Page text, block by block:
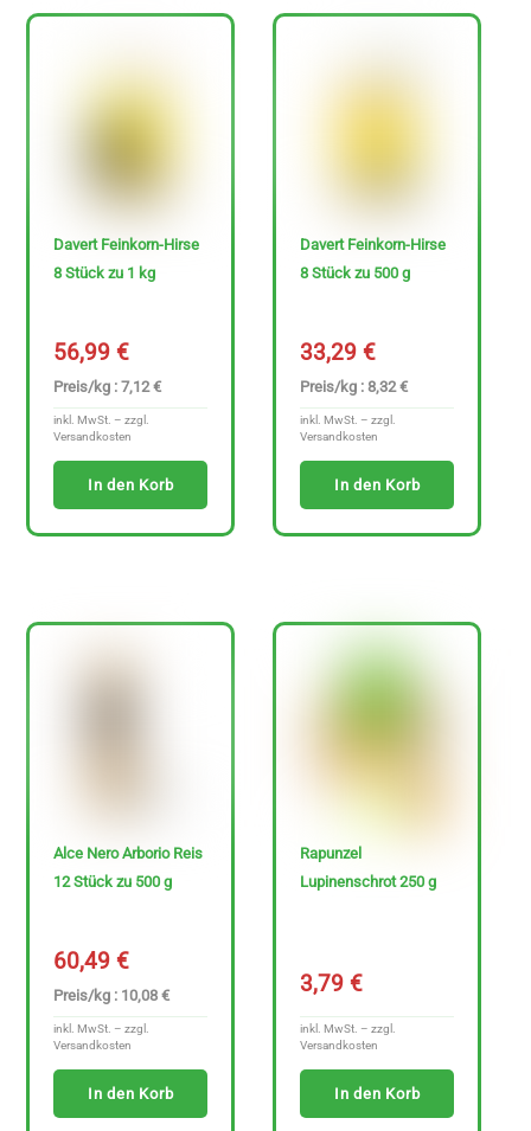
0
Davert Feinkorn-Hirse
8 Stück zu 1 kg
56,99€
Preis/kg : 7,12 €
inkl. MwSt. – zzgl.
Versandkosten
In den Korb
Davert Feinkorn-Hirse
8 Stück zu 500 g
33,29€
Preis/kg : 8,32 €
inkl. MwSt. – zzgl.
Versandkosten
In den Korb
Alce Nero Arborio Reis
12 Stück zu 500 g
60,49€
Preis/kg : 10,08 €
inkl. MwSt. – zzgl.
Versandkosten
In den Korb
Rapunzel
Lupinenschrot 250 g
3,79€
inkl. MwSt. – zzgl.
Versandkosten
In den Korb